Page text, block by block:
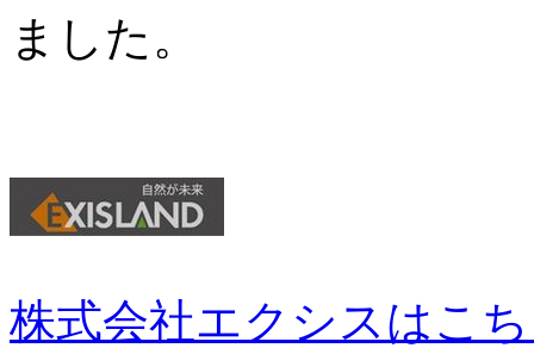
ました。
株式会社エクシスはこ